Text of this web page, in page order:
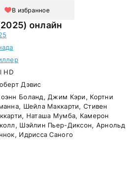
воды (2025) онлайн
В избранное
HD
Дэвис
Боланд, Джим Кэри, Кортни
Шейла Маккарти, Стивен
Наташа Мумба, Камерон
Шэйлин Пьер-Диксон, Арнольд
Идрисса Саного